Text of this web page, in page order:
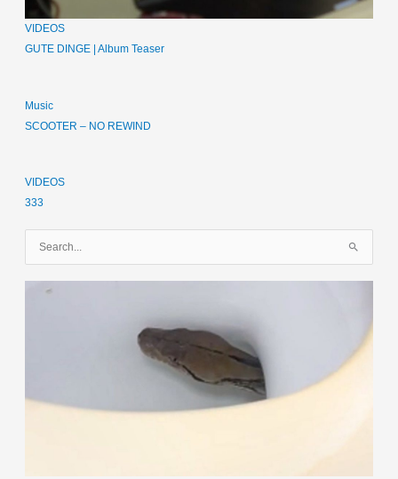
VIDEOS
GUTE DINGE | Album Teaser
Music
SCOOTER – NO REWIND
VIDEOS
333
c
c